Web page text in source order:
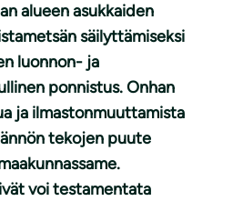
alueen asukkaiden
säilyttämiseksi
luonnon- ja
ponnistus. Onhan
ja ilmastonmuuttamista
tekojen puute
voi testamentata